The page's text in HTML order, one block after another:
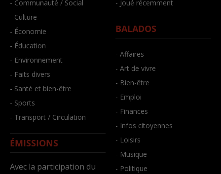
- Communauté / Social
- Culture
- Économie
- Éducation
- Environnement
- Faits divers
- Santé et bien-être
- Sports
- Transport / Circulation
ÉMISSIONS
Avec la participation du
- Joué récemment
BALADOS
- Affaires
- Art de vivre
- Bien-être
- Emploi
- Finances
- Infos citoyennes
- Loisirs
- Musique
- Politique